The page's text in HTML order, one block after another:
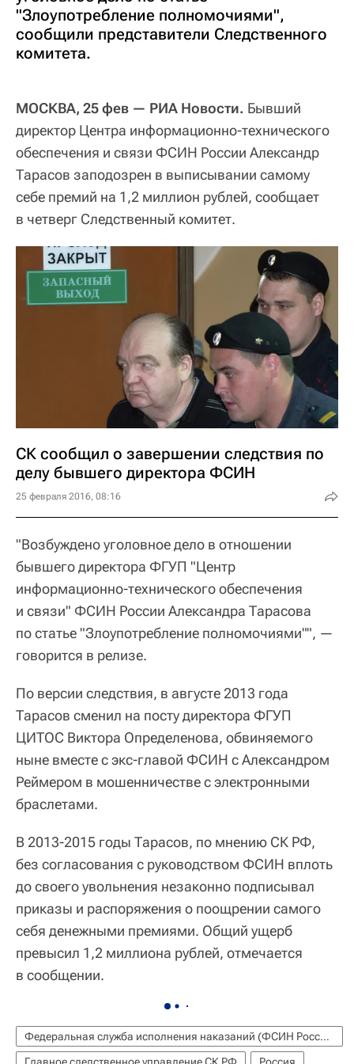
"Злоупотребление полномочиями",
сообщили представители Следственного
комитета.
МОСКВА, 25 фев — РИА Новости. Бывший
директор Центра информационно-технического
обеспечения и связи ФСИН России Александр
Тарасов заподозрен в выписывании самому
себе премий на 1,2 миллион рублей, сообщает
в четверг Следственный комитет.
СК сообщил о завершении следствия по
делу бывшего директора ФСИН
25 февраля 2016, 08:16
"Возбуждено уголовное дело в отношении
бывшего директора ФГУП "Центр
информационно-технического обеспечения
и связи" ФСИН России Александра Тарасова
по статье "Злоупотребление полномочиями"", —
говорится в релизе.
По версии следствия, в августе 2013 года
Тарасов сменил на посту директора ФГУП
ЦИТОС Виктора Определенова, обвиняемого
ныне вместе с экс-главой ФСИН с Александром
Реймером в мошенничестве с электронными
браслетами.
В 2013-2015 годы Тарасов, по мнению СК РФ,
без согласования с руководством ФСИН вплоть
до своего увольнения незаконно подписывал
приказы и распоряжения о поощрении самого
себя денежными премиями. Общий ущерб
превысил 1,2 миллиона рублей, отмечается
в сообщении.
Федеральная служба исполнения наказаний (ФСИН России)
Главное следственное управление СК РФ
Россия